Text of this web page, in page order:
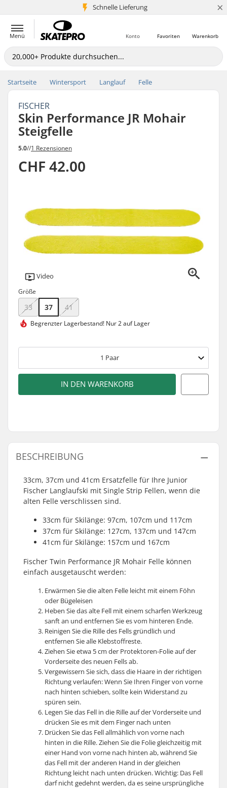
Schnelle Lieferung
5+ Mio. Kunden ×
Menü Warenkorb
Favoriten
Konto
Startseite Wintersport Langlauf Felle
FISCHER
Skin Performance JR Mohair
Steigfelle
5.0//1 Rezensionen
CHF 42.00
Video
Größe
33 37 41
Begrenzter Lagerbestand! Nur 2 auf Lager
1 Paar
IN DEN WARENKORB
BESCHREIBUNG
33cm, 37cm und 41cm Ersatzfelle für Ihre Junior
Fischer Langlaufski mit Single Strip Fellen, wenn die
alten Felle verschlissen sind.
33cm für Skilänge: 97cm, 107cm und 117cm
37cm für Skilänge: 127cm, 137cm und 147cm
41cm für Skilänge: 157cm und 167cm
Fischer Twin Performance JR Mohair Felle können
einfach ausgetauscht werden:
Erwärmen Sie die alten Felle leicht mit einem Föhn
oder Bügeleisen
Heben Sie das alte Fell mit einem scharfen Werkzeug
sanft an und entfernen Sie es vom hinteren Ende.
Reinigen Sie die Rille des Fells gründlich und
entfernen Sie alle Klebstoffreste.
Ziehen Sie etwa 5 cm der Protektoren-Folie auf der
Vorderseite des neuen Fells ab.
Vergewissern Sie sich, dass die Haare in der richtigen
Richtung verlaufen: Wenn Sie Ihren Finger von vorne
nach hinten schieben, sollte kein Widerstand zu
spüren sein.
Legen Sie das Fell in die Rille auf der Vorderseite und
drücken Sie es mit dem Finger nach unten
Drücken Sie das Fell allmählich von vorne nach
hinten in die Rille. Ziehen Sie die Folie gleichzeitig mit
einer Hand von vorne nach hinten ab, während Sie
das Fell mit der anderen Hand in der gleichen
Richtung leicht nach unten drücken. Wichtig: Das Fell
darf nicht gedehnt werden, da es seine ursprüngliche